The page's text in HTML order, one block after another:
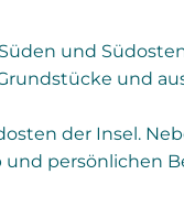
und
und
der Insel.
persönlichen